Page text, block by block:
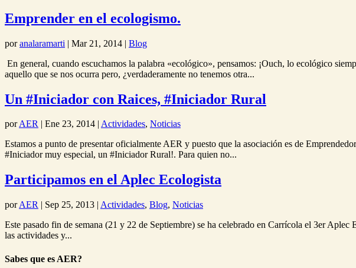
Emprender en el ecologismo.
poranalaramarti | Mar 21, 2014 | Blog
En general, cuando escuchamos la palabra «ecológico», pensamos: ¡Ouch, lo ecológico
aquello que se nos ocurra pero, ¿verdaderamente no tenemos otra...
Un #Iniciador con Raices, #Iniciador Rural
porAER | Ene 23, 2014 | Actividades, Noticias
Estamos a punto de presentar oficialmente AER y puesto que la asociación es de
#Iniciador muy especial, un #Iniciador Rural!. Para quien no...
Participamos en el Aplec Ecologista
porAER | Sep 25, 2013 | Actividades, Blog, Noticias
Este pasado fin de semana (21 y 22 de Septiembre) se ha celebrado en Carrícola el 3er
las actividades y...
Sabes que es AER?